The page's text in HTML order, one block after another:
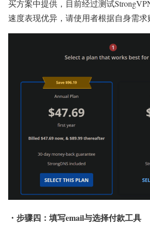
买方案中提供，目前经过测试
速度表现优异，请使用者根据自身需求
・步骤四：填写email与选择付款工具